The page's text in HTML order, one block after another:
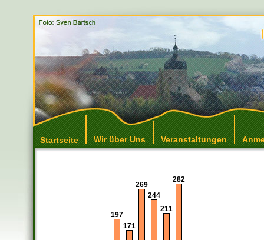
Startseite Wir über Uns Veranstaltungen
197
171
269
244
211
282